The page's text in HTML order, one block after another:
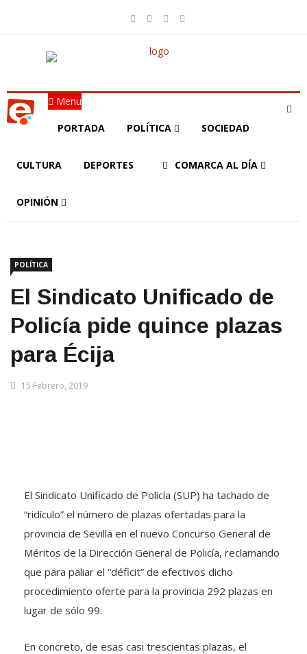
Menu
PORTADA POLÍTICA SOCIEDAD
CULTURA DEPORTES COMARCA AL DÍA
OPINIÓN
POLÍTICA
El Sindicato Unificado de
Policía pide quince plazas
para Écija
15 Febrero, 2019
El Sindicato Unificado de Policía (SUP) ha tachado de
“ridículo” el número de plazas ofertadas para la
provincia de Sevilla en el nuevo Concurso General de
Méritos de la Dirección General de Policía, reclamando
que para paliar el “déficit” de efectivos dicho
procedimiento oferte para la provincia 292 plazas en
lugar de sólo 99.
En concreto, de esas casi trescientas plazas, el